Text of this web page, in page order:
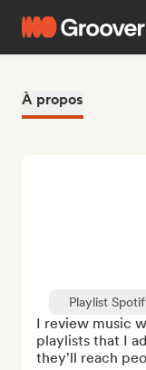
À propos
Playlist
I review music
playlists that I
they'll reach